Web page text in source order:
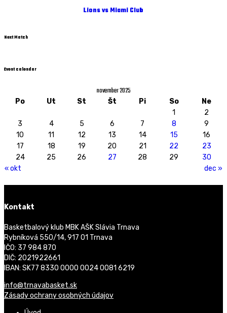
Lions vs Miami Club
Next Match
Event calendar
november 2025
Po Ut St Št Pi So Ne
« okt dec »
1
2
3
4 5 6 7 8
9
10
11 12 13 14 15
16
17
18 19 20 21 22
23
24
25 26 27 28 29 30
Kontakt
Basketbalový klub MBK AŠK Slávia Trnava
Rybníková 550/14, 917 01 Trnava
IČO: 37 984 870
DIČ: 2021922661
IBAN: SK77 8330 0000 0024 0081 6219
info@trnavabasket.sk
Zásady ochrany osobných údajov